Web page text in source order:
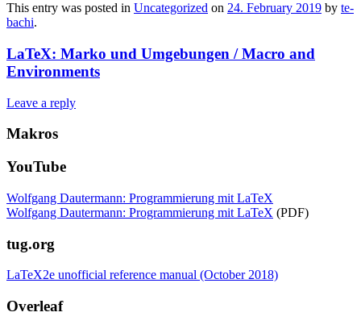
This entry was posted in Uncategorized on 24. February 2019 by te-
bachi.
LaTeX: Marko und Umgebungen / Macro and
Environments
Leave a reply
Makros
YouTube
Wolfgang Dautermann: Programmierung mit LaTeX
Wolfgang Dautermann: Programmierung mit LaTeX (PDF)
tug.org
LaTeX2e unofficial reference manual (October 2018)
Overleaf